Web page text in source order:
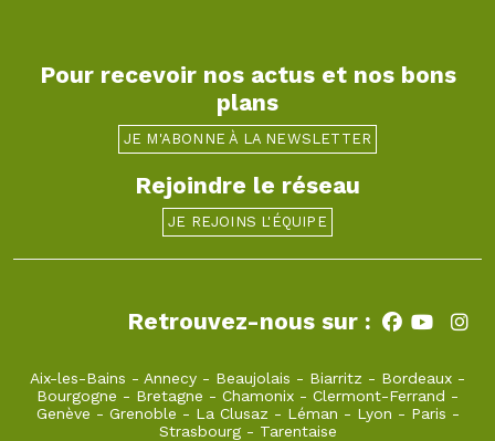
Pour recevoir nos actus et nos bons
plans
JE M'ABONNE À LA NEWSLETTER
Rejoindre le réseau
JE REJOINS L'ÉQUIPE
Retrouvez-nous sur :
Aix-les-Bains - Annecy - Beaujolais - Biarritz - Bordeaux -
Bourgogne - Bretagne - Chamonix - Clermont-Ferrand -
Genève - Grenoble - La Clusaz - Léman - Lyon - Paris -
Strasbourg- Tarentaise